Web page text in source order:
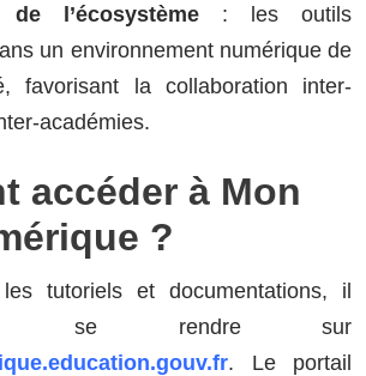
de l’écosystème : les outils
un environnement numérique de
favorisant la collaboration inter-
académies.
accéder à Mon
?
tutoriels et documentations, il
se rendre sur
. Le portail